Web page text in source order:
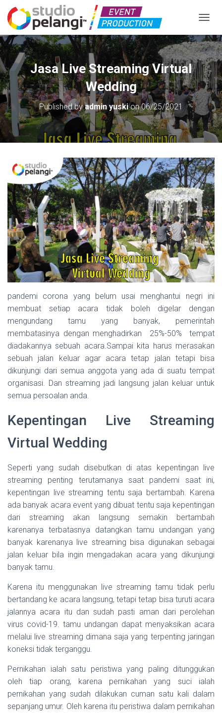
Jasa Live Streaming Virtual
Wedding
Published byadmin yuskion06/25/2021
pandemi corona yang belum usai menghantui negri ini
membuat setiap acara tidak boleh digelar dengan
mengundang tamu yang banyak, pemerintah
membatasinya dengan menghadirkan 25%-50% tempat
diadakannya sebuah acara.Sampai kita harus merasakan
sebuah jalan keluar agar acara tetap jalan tetapi bisa
dikunjungi dari semua anggota yang ada di suatu tempat
organisasi. Dan streaming jadi langsung jalan keluar untuk
semua persoalan anda.
Kepentingan Live Streaming
Virtual Wedding
Seperti yang sudah disebutkan di atas kepentingan live
streaming penting terutamanya saat pandemi saat ini,
kepentingan live streaming tentu saja bertambah. Karena
ada banyak acara event yang dibuat tentu saja kepentingan
dari streaming akan langsung semakin bertambah
karenanya terbatasnya datangkan tamu undangan yang
banyak karenanya live streaming bisa digunakan sebagai
jalan keluar bila ingin mengadakan acara yang dikunjungi
banyak tamu.
Karena itu menggunakan live streaming tamu tidak perlu
bertandang ke acara langsung, tetapi tetap bisa turuti acara
jalannya acara itu dan sudah pasti aman dari perolehan
virus covid-19. tamu undangan dapat menyaksikan acara
melalui live streaming dimana saja yang terpenting jaringan
koneksi tidak terganggu.
Pernikahan ialah satu peristiwa yang paling ditunggukan
oleh tiap orang, karena pernikahan yang suci ialah
pernikahan yang sudah dilakukan cuman satu kali dalam
sepanjang umur. Oleh karena itu peristiwa dalam pernikahan